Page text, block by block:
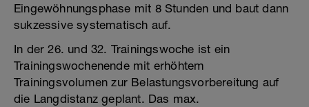
Eingewöhnungsphase mit 8 Stunden und baut dann
sukzessive systematisch auf.
In der 26. und 32. Trainingswoche ist ein
Trainingswochenende mit erhöhtem
Trainingsvolumen zur Belastungsvorbereitung auf
die Langdistanz geplant. Das max.